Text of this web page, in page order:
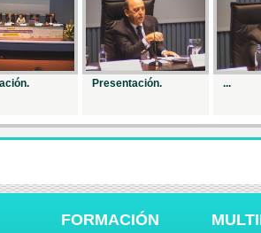
Presentación. ...
FORMACIÓN